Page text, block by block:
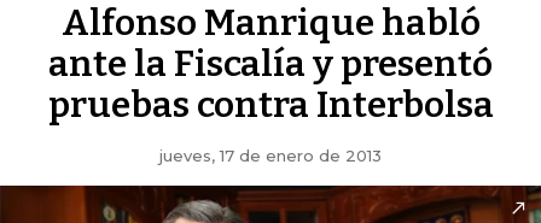
Alfonso Manrique habló
ante la Fiscalía y presentó
pruebas contra Interbolsa
jueves, 17 de enero de 2013